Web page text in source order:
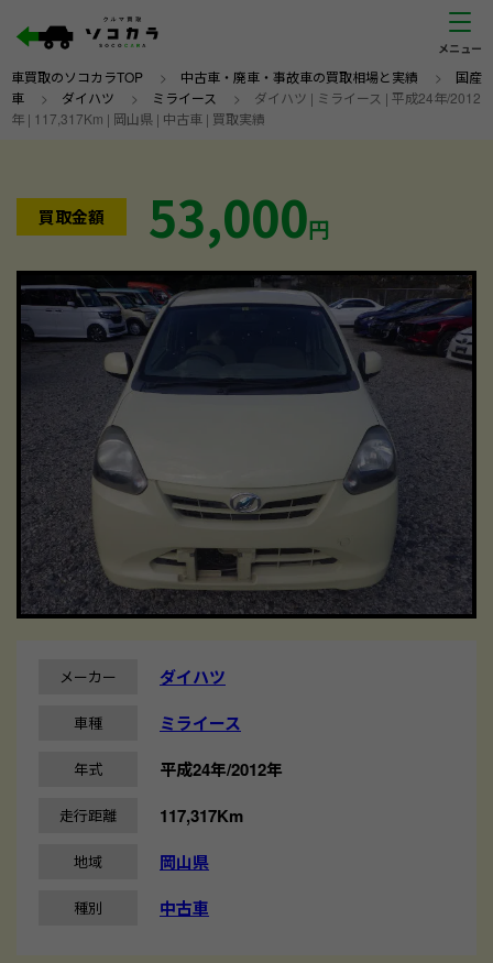
車買取のソコカラTOP > 中古車・廃車・事故車の買取相場と実績 > 国産
車 > ダイハツ > ミライース > ダイハツ | ミライース | 平成24年/2012
年 | 117,317Km | 岡山県 | 中古車 | 買取実績
買取金額 53,000円
メーカー ダイハツ
車種 ミライース
年式 平成24年/2012年
走行距離 117,317Km
地域 岡山県
種別 中古車